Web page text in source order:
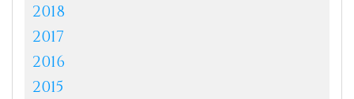
2018
2017
2016
2015